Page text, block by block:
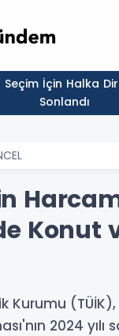
Sonlandı
Konut
Kurumu (TÜİK),
2024 yılı